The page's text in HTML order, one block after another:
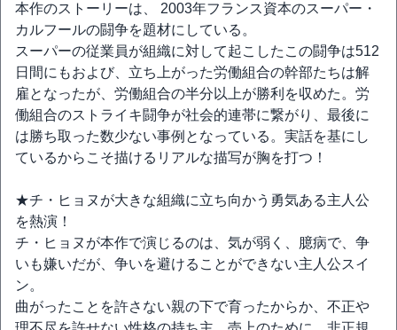
本作のストーリーは、 2003年フランス資本のスーパー・
カルフールの闘争を題材にしている。
スーパーの従業員が組織に対して起こしたこの闘争は512
日間にもおよび、立ち上がった労働組合の幹部たちは解
雇となったが、労働組合の半分以上が勝利を収めた。労
働組合のストライキ闘争が社会的連帯に繋がり、最後に
は勝ち取った数少ない事例となっている。実話を基にし
ているからこそ描けるリアルな描写が胸を打つ！
★チ・ヒョヌが大きな組織に立ち向かう勇気ある主人公
を熱演！
チ・ヒョヌが本作で演じるのは、気が弱く、臆病で、争
いも嫌いだが、争いを避けることができない主人公スイ
ン。
曲がったことを許さない親の下で育ったからか、不正や